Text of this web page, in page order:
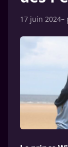
17 juin 2024–